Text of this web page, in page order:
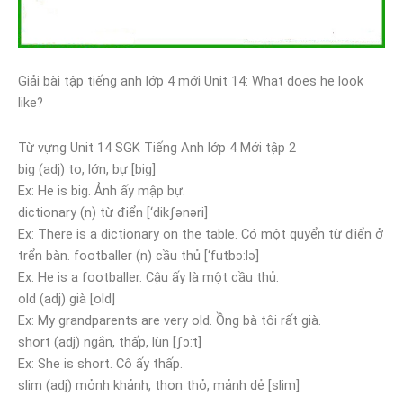
Giải bài tập tiếng anh lớp 4 mới Unit 14: What does he look
like?
Từ vựng Unit 14 SGK Tiếng Anh lớp 4 Mới tập 2
big (adj) to, lớn, bự [big]
Ex: He is big. Ảnh ấy mập bự.
dictionary (n) từ điển [‘dikʃənəri]
Ex: There is a dictionary on the table. Có một quyển từ điển ở
trển bàn. footballer (n) cầu thủ [‘futbɔ:lə]
Ex: He is a footballer. Cậu ấy là một cầu thủ.
old (adj) già [old]
Ex: My grandparents are very old. Ồng bà tôi rất già.
short (adj) ngắn, thấp, lùn [ʃɔ:t]
Ex: She is short. Cô ấy thấp.
slim (adj) mỏnh khảnh, thon thỏ, mảnh dẻ [slim]